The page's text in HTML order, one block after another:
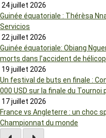
24 juillet 2026
Guinée équatoriale : Thérèsa
Servicios
22 juillet 2026
Guinée équatoriale: Obiang
morts dans l’accident de
19 juillet 2026
Un festival de buts en finale :
000 USD sur la finale du Tournoi
17 juillet 2026
France vs Angleterre : un choc
Championnat du monde